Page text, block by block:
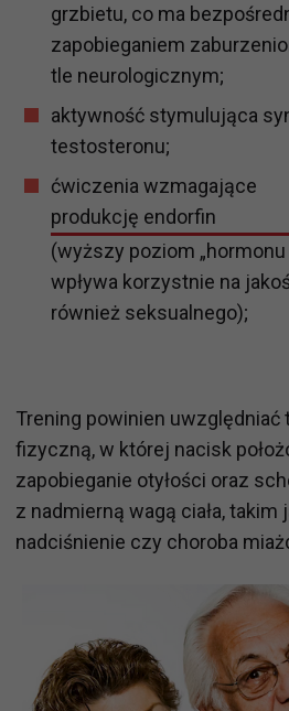
grzbietu, co ma
zapobieganiem
tle neurologicznym;
aktywność stymulująca
testosteronu;
ćwiczenia wzmagające
produkcję endorfin
(wyższy poziom
wpływa korzystnie na
również seksualnego);
Trening powinien uwzględniać
fizyczną, w której nacisk
zapobieganie otyłości oraz
z nadmierną wagą ciała, takim
nadciśnienie czy choroba